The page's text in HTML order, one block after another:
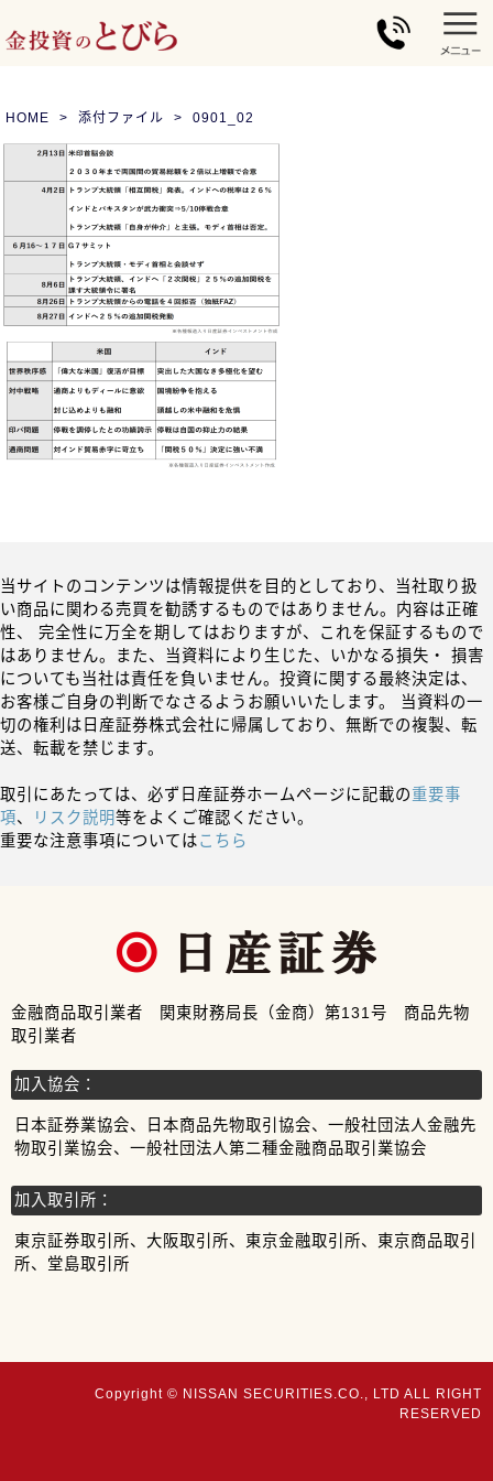
HOME 添付ファイル 0901_02
当サイトのコンテンツは情報提供を目的としており、当社取り扱
い商品に関わる売買を勧誘するものではありません。内容は正確
性、 完全性に万全を期してはおりますが、これを保証するもので
はありません。また、当資料により生じた、いかなる損失・ 損害
についても当社は責任を負いません。投資に関する最終決定は、
お客様ご自身の判断でなさるようお願いいたします。 当資料の一
切の権利は日産証券株式会社に帰属しており、無断での複製、転
送、転載を禁じます。
取引にあたっては、必ず日産証券ホームページに記載の重要事
項、 リスク説明等をよくご確認ください。
重要な注意事項についてはこちら
金融商品取引業者 関東財務局長（金商）第131号 商品先物
取引業者
加入協会：
日本証券業協会、日本商品先物取引協会、一般社団法人金融先
物取引業協会、一般社団法人第二種金融商品取引業協会
加入取引所：
東京証券取引所、大阪取引所、東京金融取引所、東京商品取引
所、堂島取引所
Copyright © NISSAN SECURITIES.CO., LTD ALL RIGHT
RESERVED